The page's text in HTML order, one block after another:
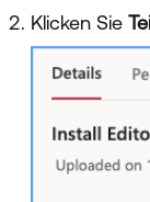
Klicken Sie